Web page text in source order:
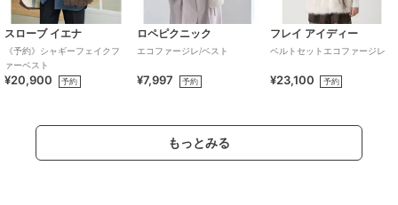
スローブ イエナ
《予約》シャギーフェイクフ
ァーベスト
¥20,900 予約
ロペピクニック
エコファージレ/ベスト
¥7,997 予約
フレイ アイディー
ベルトセットエコファージレ
¥23,100 予約
もっとみる